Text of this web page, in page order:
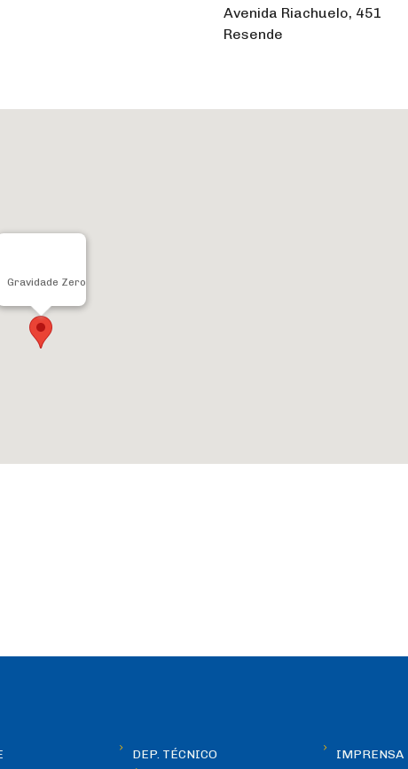
Avenida Riachuelo, 451
Resende
Gravidade Zero
DEP. TÉCNICO
IMPRENSA